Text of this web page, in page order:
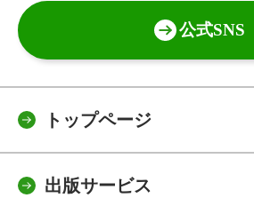
公式SNS
トップページ
出版サービス